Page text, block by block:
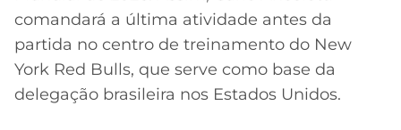
comandará a última atividade antes da
partida no centro de treinamento do New
York Red Bulls, que serve como base da
delegação brasileira nos Estados Unidos.